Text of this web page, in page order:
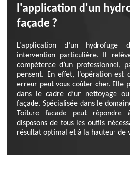
l'application d'un
façade ?
L’application d’un
intervention particulière. Il
compétence d’un professionnel,
pensent. En effet, l’opération
erreur peut vous coûter cher. Elle
dans le cadre d’un nettoyage
façade. Spécialisée dans le
Toiture facade peut répondre
disposons de tous les outils
résultat optimal et à la hauteur de